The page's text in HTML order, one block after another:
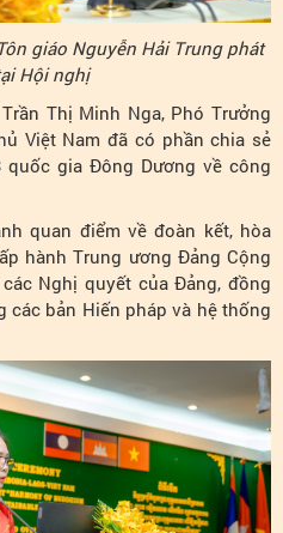
giáo Nguyễn Hải Trung phát
Hội nghị
Thị Minh Nga, Phó Trưởng
Việt Nam đã có phần chia sẻ
gia Đông Dương về công
quan điểm về đoàn kết, hòa
hành Trung ương Đảng Cộng
Nghị quyết của Đảng, đồng
các bản Hiến pháp và hệ thống